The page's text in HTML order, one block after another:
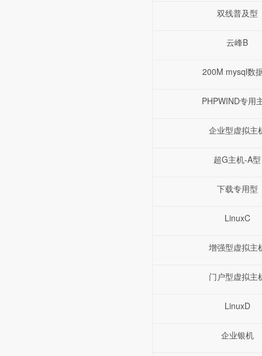
双线普及型
云峰B
200M mysql数
PHPWIND专用
企业型虚拟主
超G主机-A型
下载专用型
LinuxC
增强型虚拟主
门户型虚拟主
LinuxD
企业银机